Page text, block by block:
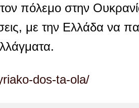
πόλεμο στην
με την Ελλάδα να
dos-ta-ola/